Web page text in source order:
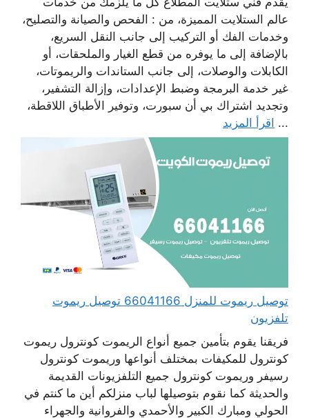
عالم الستلايت المميزة، من : الفحص والصيانة والتصليح،
وخدمات الفك أو التركيب إلى جانب النقل السريع،
بالإضافة إلى ما يوفره من قطع الغيار والملحقات، أو
الكابلات والوصلات، إلى جانب الستاندات والريموتات،
غير خدمة البرمجة وضبط الإعدادات، وإزالة التشفير،
وتجديد اشتراك بي أن سبورت، وتوفير الأطباق اللاقطة،
... اقرأ المزيد
توصيل ريموت للمنزل 66041166 توصيل ريموت
تلفزيون
فريقنا يقوم بتأمين جميع أنواع الريموت كونترول ريموت
كونترول للمكيفات بمختلف أنواعها وريموت كونترول
رسيفر وريموت كونترول جميع التلفزيونات القديمة
والحديثة كما نقوم بتوصيلها لباب منزلكم أين ما كنتم في
الحولي ومبارك الكبير والأحمدي والفروانية والجهراء